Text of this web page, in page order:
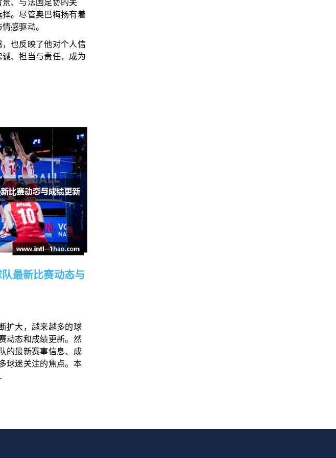
、与法国足协的关
。尽管奥巴梅扬有着
感驱动。
也反映了他对个人信
、担当与责任，成为
最新比赛动态与
扩大，越来越多的球
动态和成绩更新。然
的最新赛事信息、成
球迷关注的焦点。本